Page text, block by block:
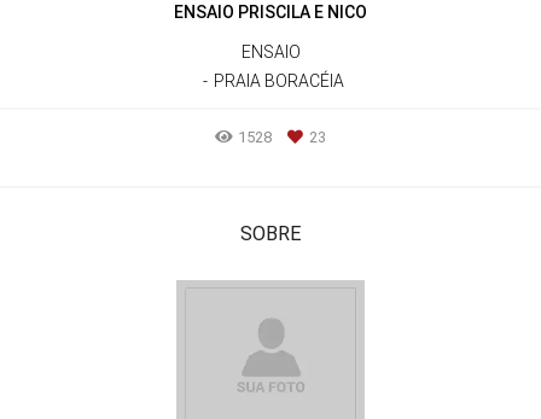
ENSAIO PRISCILA E NICO
ENSAIO
PRAIA BORACÉIA
1528 23
SOBRE